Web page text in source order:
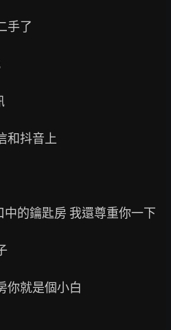
手了
和抖音上
的鑰匙房 我還尊重你一下
你就是個小白